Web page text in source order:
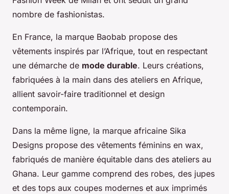
nombre de fashionistas.
En France, la marque Baobab propose des
vêtements inspirés par l’Afrique, tout en respectant
une démarche de mode durable. Leurs créations,
fabriquées à la main dans des ateliers en Afrique,
allient savoir-faire traditionnel et design
contemporain.
Dans la même ligne, la marque africaine Sika
Designs propose des vêtements féminins en wax,
fabriqués de manière équitable dans des ateliers au
Ghana. Leur gamme comprend des robes, des jupes
et des tops aux coupes modernes et aux imprimés